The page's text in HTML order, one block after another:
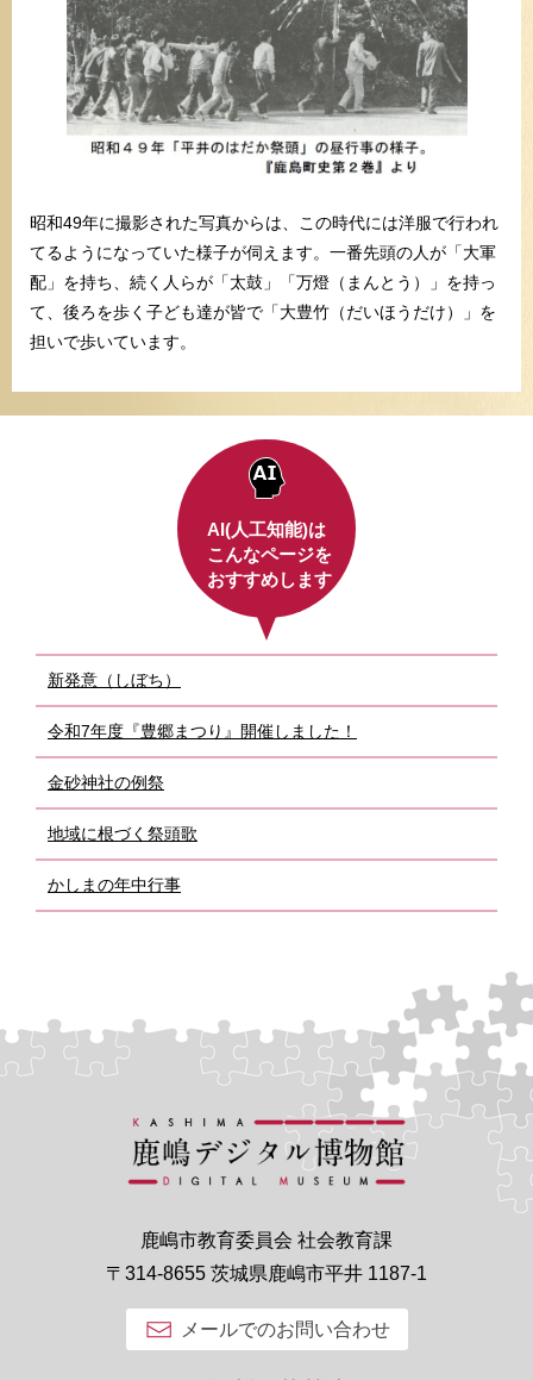
昭和49年に撮影された写真からは、この時代には洋服で行われ
てるようになっていた様子が伺えます。一番先頭の人が「大軍
配」を持ち、続く人らが「太鼓」「万燈（まんとう）」を持っ
て、後ろを歩く子ども達が皆で「大豊竹（だいほうだけ）」を
担いで歩いています。
AI(人工知能)は
こんなページを
おすすめします
新発意（しぼち）
令和7年度『豊郷まつり』開催しました！
金砂神社の例祭
地域に根づく祭頭歌
かしまの年中行事
鹿嶋市教育委員会 社会教育課
〒314-8655 茨城県鹿嶋市平井 1187-1
メールでのお問い合わせ